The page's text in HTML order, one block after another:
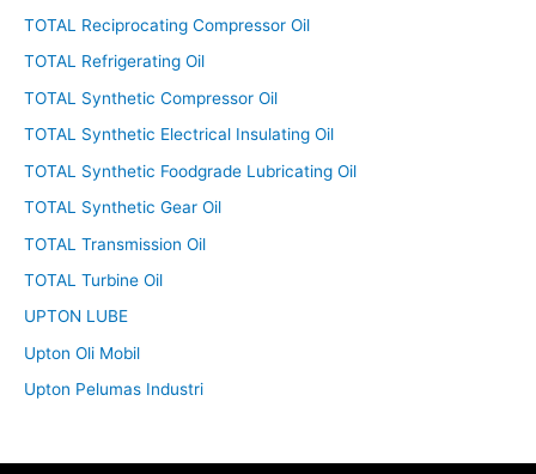
TOTAL Reciprocating Compressor Oil
TOTAL Refrigerating Oil
TOTAL Synthetic Compressor Oil
TOTAL Synthetic Electrical Insulating Oil
TOTAL Synthetic Foodgrade Lubricating Oil
TOTAL Synthetic Gear Oil
TOTAL Transmission Oil
TOTAL Turbine Oil
UPTON LUBE
Upton Oli Mobil
Upton Pelumas Industri